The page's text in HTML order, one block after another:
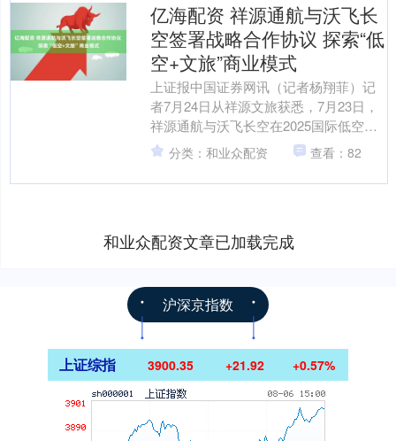
亿海配资 祥源通航与沃飞长
空签署战略合作协议 探索“低
空+文旅”商业模式
上证报中国证券网讯（记者杨翔菲）记
者7月24日从祥源文旅获悉，7月23日，
祥源通航与沃飞长空在2025国际低空经
济博览会上签署战略合作协议。双方将
围绕eVTOL....
分类：和业众配资 查看：82
和业众配资文章已加载完成
沪深京指数
上证综指 3900.35 +21.92 +0.57%